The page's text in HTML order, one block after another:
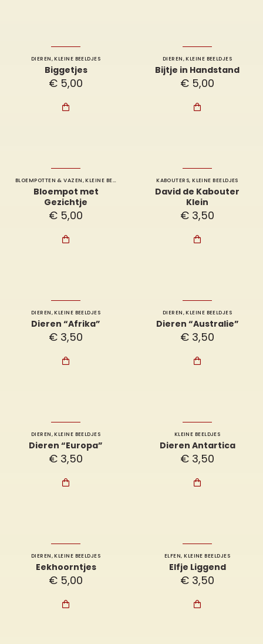
DIEREN,KLEINE BEELDJES
Biggetjes
€ 5,00

DIEREN,KLEINE BEELDJES
Bijtje in Handstand
€ 5,00

BLOEMPOTTEN & VAZEN,KLEINE BEELDJES
Bloempot met
Gezichtje
€ 5,00

KABOUTERS,KLEINE BEELDJES
David de Kabouter
Klein
€ 3,50

DIEREN,KLEINE BEELDJES
Dieren “Afrika”
€ 3,50

DIEREN,KLEINE BEELDJES
Dieren “Australie”
€ 3,50

DIEREN,KLEINE BEELDJES
Dieren “Europa”
€ 3,50

KLEINE BEELDJES
Dieren Antartica
€ 3,50

DIEREN,KLEINE BEELDJES
Eekhoorntjes
€ 5,00

ELFEN,KLEINE BEELDJES
Elfje Liggend
€ 3,50
